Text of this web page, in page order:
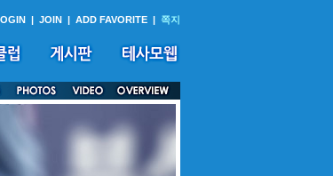
| JOIN | ADD FAVORITE | 쪽지